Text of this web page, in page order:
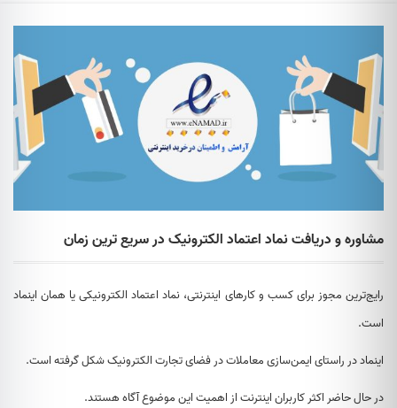
مشاوره و دریافت نماد اعتماد الکترونیک در سریع ترین زمان
رایج‌ترین مجوز برای کسب و کارهای اینترنتی، نماد اعتماد الکترونیکی یا همان اینماد
است.
اینماد در راستای ایمن‌سازی معاملات در فضای تجارت الکترونیک شکل گرفته است.
در حال حاضر اکثر کاربران اینترنت از اهمیت این موضوع آگاه‌ هستند.